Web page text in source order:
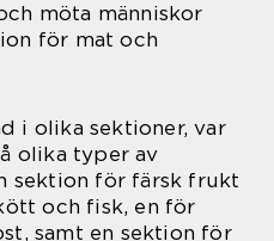
möta människor
för mat och
i olika sektioner, var
olika typer av
sektion för färsk frukt
och fisk, en för
samt en sektion för